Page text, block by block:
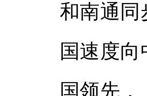
和南通同
国速度
国领先